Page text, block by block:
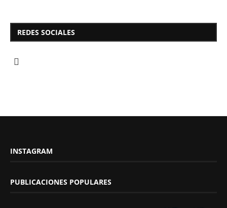
REDES SOCIALES
INSTAGRAM
PUBLICACIONES POPULARES